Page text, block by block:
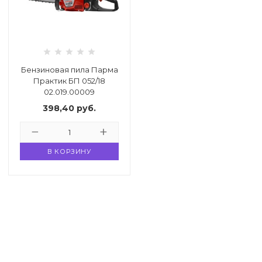
Бензиновая пила Парма
Практик БП 052/18
02.019.00009
398,40 руб.
В КОРЗИНУ